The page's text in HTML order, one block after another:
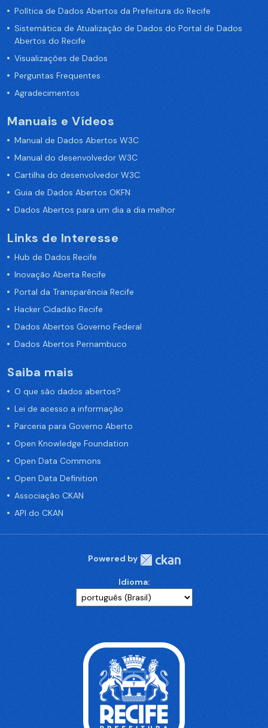
Política de Dados Abertos da Prefeitura do Recife
Sistemática de Atualização de Dados do Portal de Dados
Abertos do Recife
Visualizações de Dados
Perguntas Frequentes
Agradecimentos
Manuais e Vídeos
Manual de Dados Abertos W3C
Manual do desenvolvedor W3C
Cartilha do desenvolvedor W3C
Guia de Dados Abertos OKFN
Dados Abertos para um dia a dia melhor
Links de Interesse
Hub de Dados Recife
Inovação Aberta Recife
Portal da Transparência Recife
Hacker Cidadão Recife
Dados Abertos Governo Federal
Dados Abertos Pernambuco
Saiba mais
O que são dados abertos?
Lei de acesso a informação
Parceria para Governo Aberto
Open Knowledge Foundation
Open Data Commons
Open Data Definition
Associação CKAN
API do CKAN
Powered by
Idioma